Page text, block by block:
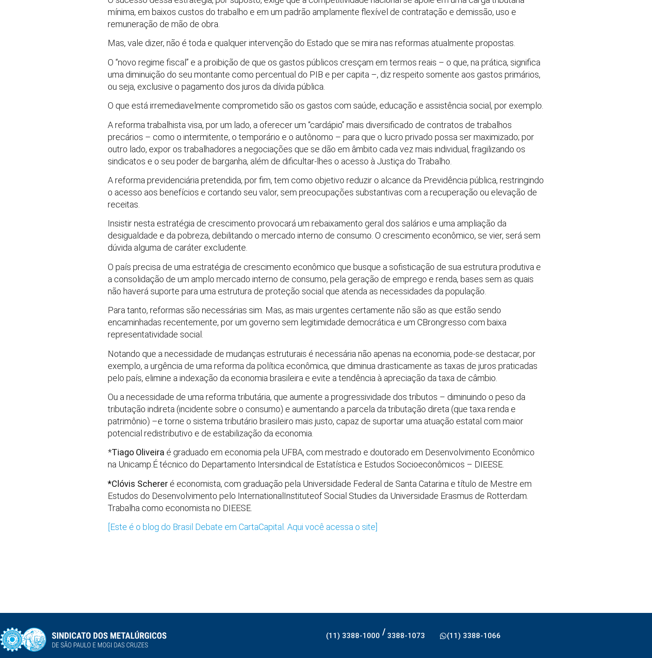
mínima, em baixos custos do trabalho e em um padrão amplamente flexível de contratação e demissão, uso e
remuneração de mão de obra.
Mas, vale dizer, não é toda e qualquer intervenção do Estado que se mira nas reformas atualmente propostas.
O “novo regime fiscal” e a proibição de que os gastos públicos cresçam em termos reais – o que, na prática, significa
uma diminuição do seu montante como percentual do PIB e per capita –, diz respeito somente aos gastos primários,
ou seja, exclusive o pagamento dos juros da dívida pública.
O que está irremediavelmente comprometido são os gastos com saúde, educação e assistência social, por exemplo.
A reforma trabalhista visa, por um lado, a oferecer um “cardápio” mais diversificado de contratos de trabalhos
precários – como o intermitente, o temporário e o autônomo – para que o lucro privado possa ser maximizado; por
outro lado, expor os trabalhadores a negociações que se dão em âmbito cada vez mais individual, fragilizando os
sindicatos e o seu poder de barganha, além de dificultar-lhes o acesso à Justiça do Trabalho.
A reforma previdenciária pretendida, por fim, tem como objetivo reduzir o alcance da Previdência pública, restringindo
o acesso aos benefícios e cortando seu valor, sem preocupações substantivas com a recuperação ou elevação de
receitas.
Insistir nesta estratégia de crescimento provocará um rebaixamento geral dos salários e uma ampliação da
desigualdade e da pobreza, debilitando o mercado interno de consumo. O crescimento econômico, se vier, será sem
dúvida alguma de caráter excludente.
O país precisa de uma estratégia de crescimento econômico que busque a sofisticação de sua estrutura produtiva e
a consolidação de um amplo mercado interno de consumo, pela geração de emprego e renda, bases sem as quais
não haverá suporte para uma estrutura de proteção social que atenda as necessidades da população.
Para tanto, reformas são necessárias sim. Mas, as mais urgentes certamente não são as que estão sendo
encaminhadas recentemente, por um governo sem legitimidade democrática e um CBrongresso com baixa
representatividade social.
Notando que a necessidade de mudanças estruturais é necessária não apenas na economia, pode-se destacar, por
exemplo, a urgência de uma reforma da política econômica, que diminua drasticamente as taxas de juros praticadas
pelo país, elimine a indexação da economia brasileira e evite a tendência à apreciação da taxa de câmbio.
Ou a necessidade de uma reforma tributária, que aumente a progressividade dos tributos – diminuindo o peso da
tributação indireta (incidente sobre o consumo) e aumentando a parcela da tributação direta (que taxa renda e
patrimônio) –e torne o sistema tributário brasileiro mais justo, capaz de suportar uma atuação estatal com maior
potencial redistributivo e de estabilização da economia.
*Tiago Oliveira é graduado em economia pela UFBA, com mestrado e doutorado em Desenvolvimento Econômico
na Unicamp.É técnico do Departamento Intersindical de Estatística e Estudos Socioeconômicos – DIEESE.
*Clóvis Scherer é economista, com graduação pela Universidade Federal de Santa Catarina e título de Mestre em
Estudos do Desenvolvimento pelo InternationalInstituteof Social Studies da Universidade Erasmus de Rotterdam.
Trabalha como economista no DIEESE.
[Este é o blog do Brasil Debate em CartaCapital. Aqui você acessa o site]
(11) 3388-1000 / 3388-1073 (11) 3388-1066